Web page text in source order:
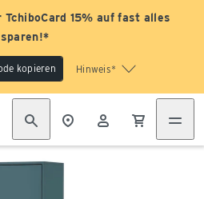
15% auf fast alles
sparen!*
kopieren Hinweis*